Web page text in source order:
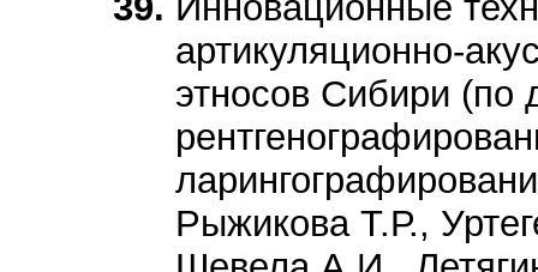
артикуляционно-
этносов Сибири (по
Рыжикова Т.Р.,